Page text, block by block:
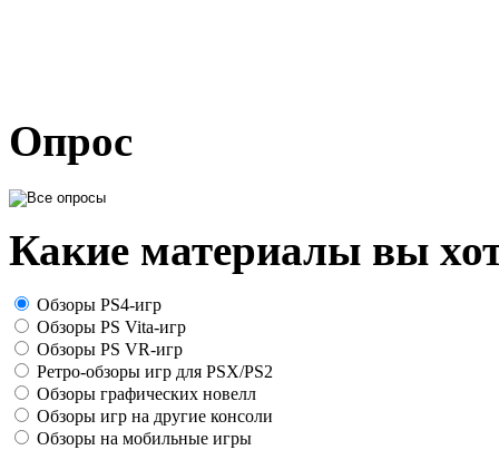
Опрос
Какие материалы вы
Обзоры PS4-игр
Обзоры PS Vita-игр
Обзоры PS VR-игр
Ретро-обзоры игр для PSX/PS2
Обзоры графических новелл
Обзоры игр на другие консоли
Обзоры на мобильные игры